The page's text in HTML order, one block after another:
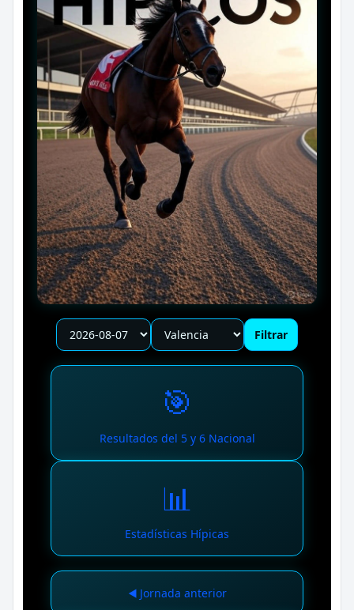
Filtrar
🎯
Resultados del 5 y 6 Nacional
📊
Estadísticas Hípicas
◀️ Jornada anterior